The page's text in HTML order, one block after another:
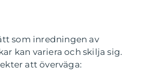
som inredningen av
kan variera och skilja sig.
att överväga: